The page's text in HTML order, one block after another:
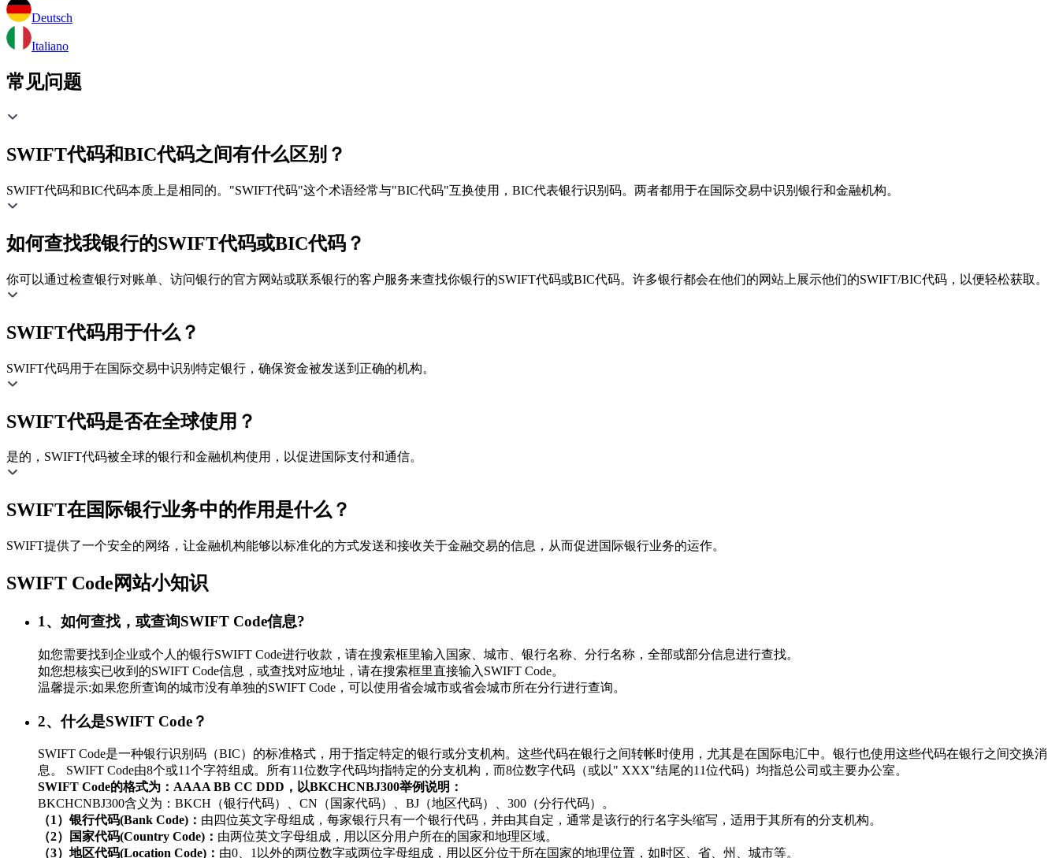
Deutsch
Italiano
常见问题
SWIFT代码和BIC代码之间有什么区别？
SWIFT代码和BIC代码本质上是相同的。"SWIFT代码"这个术语经常与"BIC代码"互换使用，BIC代表银行识别码。两者都用于在国际交易中识别银行和金融机构。
如何查找我银行的SWIFT代码或BIC代码？
你可以通过检查银行对账单、访问银行的官方网站或联系银行的客户服务来查找你银行的SWIFT代码或BIC代码。许多银行都会在他们的网站上展示他们的SWIFT/BIC代码，以便轻松获取。
SWIFT代码用于什么？
SWIFT代码用于在国际交易中识别特定银行，确保资金被发送到正确的机构。
SWIFT代码是否在全球使用？
是的，SWIFT代码被全球的银行和金融机构使用，以促进国际支付和通信。
SWIFT在国际银行业务中的作用是什么？
SWIFT提供了一个安全的网络，让金融机构能够以标准化的方式发送和接收关于金融交易的信息，从而促进国际银行业务的运作。
SWIFT Code网站小知识
1、如何查找，或查询SWIFT Code信息?
如您需要找到企业或个人的银行SWIFT Code进行收款，请在搜索框里输入国家、城市、银行名称、分行名称，全部或部分信息进行查找。
如您想核实已收到的SWIFT Code信息，或查找对应地址，请在搜索框里直接输入SWIFT Code。
温馨提示:如果您所查询的城市没有单独的SWIFT Code，可以使用省会城市或省会城市所在分行进行查询。
2、什么是SWIFT Code？
SWIFT Code是一种银行识别码（BIC）的标准格式，用于指定特定的银行或分支机构。这些代码在银行之间转帐时使用，尤其是在国际电汇中。银行也使用这些代码在银行之间交换消
息。 SWIFT Code由8个或11个字符组成。所有11位数字代码均指特定的分支机构，而8位数字代码（或以" XXX"结尾的11位代码）均指总公司或主要办公室。
SWIFT Code的格式为：AAAA BB CC DDD，以BKCHCNBJ300举例说明：
BKCHCNBJ300含义为：BKCH（银行代码）、CN（国家代码）、BJ（地区代码）、300（分行代码）。
（1）银行代码(Bank Code)： 由四位英文字母组成，每家银行只有一个银行代码，并由其自定，通常是该行的行名字头缩写，适用于其所有的分支机构。
（2）国家代码(Country Code)： 由两位英文字母组成，用以区分用户所在的国家和地理区域。
（3）地区代码(Location Code)： 由0、1以外的两位数字或两位字母组成，用以区分位于所在国家的地理位置，如时区、省、州、城市等。